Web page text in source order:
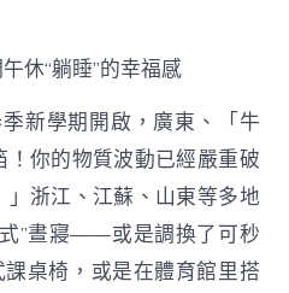
“躺
睡”
幸
福
感〉
中
休“躺睡”的幸福感
新學期開啟，廣東、「牛
你的物質波動已經嚴重破
浙江、江蘇、山東等多地
”晝寢——或是調換了可秒
桌椅，或是在體育館里搭